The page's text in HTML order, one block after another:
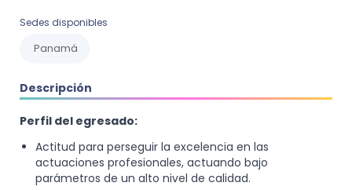
Sedes disponibles
Panamá
Descripción
Perfil del egresado:
Actitud para perseguir la excelencia en las
actuaciones profesionales, actuando bajo
parámetros de un alto nivel de calidad.